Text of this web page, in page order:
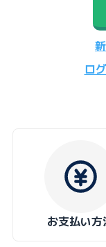
ロ
お支払い方